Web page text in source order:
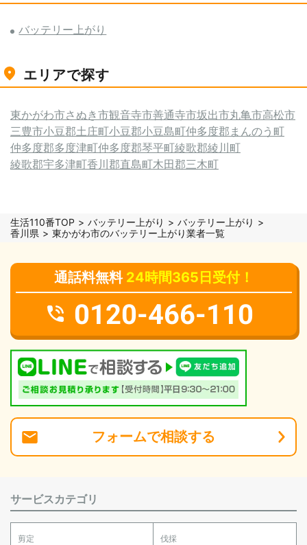
バッテリー上がり
エリアで探す
東かがわ市さぬき市観音寺市善通寺市坂出市丸亀市高松市
三豊市小豆郡土庄町小豆郡小豆島町仲多度郡まんのう町
仲多度郡多度津町仲多度郡琴平町綾歌郡綾川町
綾歌郡宇多津町香川郡直島町木田郡三木町
生活110番TOP バッテリー上がり
バッテリー上がり
香川県
東かがわ市のバッテリー上がり業者一覧
通話料無料 24時間365日受付！
0120-466-110
フォームで相談する
サービスカテゴリ
剪定 伐採